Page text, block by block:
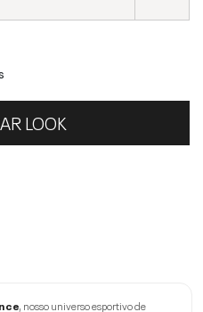
LOOK
, nosso universo esportivo de